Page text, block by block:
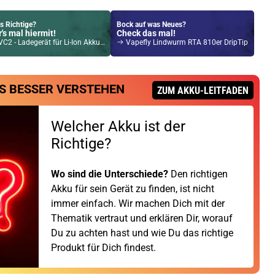
Richtige?
mal hiermit!
Ladegerät für Li-Ion Akkus 3,6V - 3,7V incl. USB Kabel
Bock auf was Neues?
Check das mal!
Vapefly Lindwurm RTA 810er DripTip
2,0ml 900mAh Pod System Kit Silber
BESSER VERSTEHEN ZUM AKKU-LEITFADEN
Welcher Akku ist der
Richtige?
Wo sind die Unterschiede?Den richtigen
Akku für sein Gerät zu finden, ist nicht
immer einfach. Wir machen Dich mit der
Thematik vertraut und erklären Dir, worauf
Du zu achten hast und wie Du das richtige
Produkt für Dich findest.